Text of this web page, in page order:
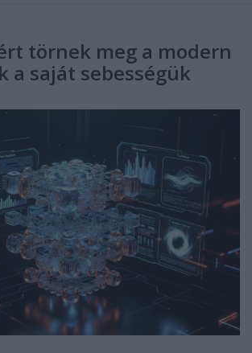
törnek meg a modern
a saját sebességük